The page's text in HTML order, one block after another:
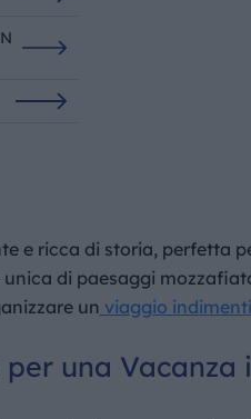
e ricca di storia, perfetta
di paesaggi
un viaggio
per una Vacanza